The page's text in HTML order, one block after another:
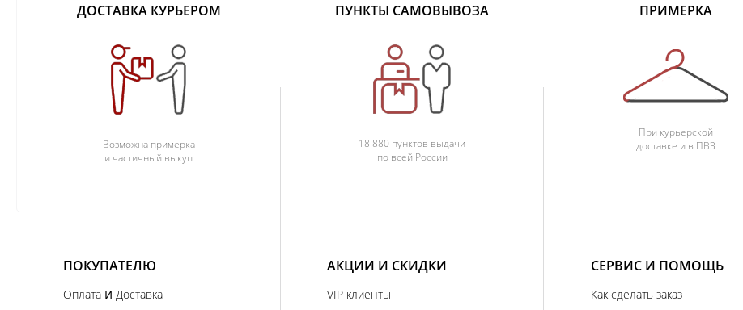
ДОСТАВКА КУРЬЕРОМ
Возможна примерка
и частичный выкуп
ПУНКТЫ САМОВЫВОЗА
18 880 пунктов выдачи
по всей России
ПРИМЕРКА
При курьерской
доставке и в ПВЗ
ПОКУПАТЕЛЮ
Оплата и Доставка
АКЦИИ И СКИДКИ
VIP клиенты
СЕРВИС И ПОМОЩЬ
Как сделать заказ